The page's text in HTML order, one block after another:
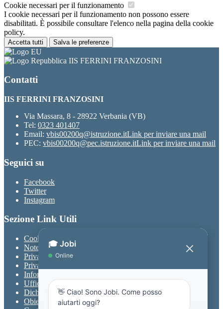
Cookie necessari per il funzionamento
I cookie necessari per il funzionamento non possono essere
disabilitati. È possibile consultare l'elenco nella pagina della cookie
policy.
Accetta tutti Salva le preferenze
IIS FERRINI FRANZOSINI
Contatti
IIS FERRINI FRANZOSINI
Via Massara, 8 - 28922 Verbania (VB)
Tel: 0323 401407
Email: vbis00200q@istruzione.itLink per inviare una mail
PEC: vbis00200q@pec.istruzione.itLink per inviare una mail
Seguici su
Facebook
Twitter
Instagram
Sezione Link Utili
Cookie policy
Note legali
Privacy
Privacy Policy
Informativa Privacy chatbot Jobi
Ufficio Relazioni con il Pubblico
Dichiarazione di accessibilità
Obiettivi di accessibilità